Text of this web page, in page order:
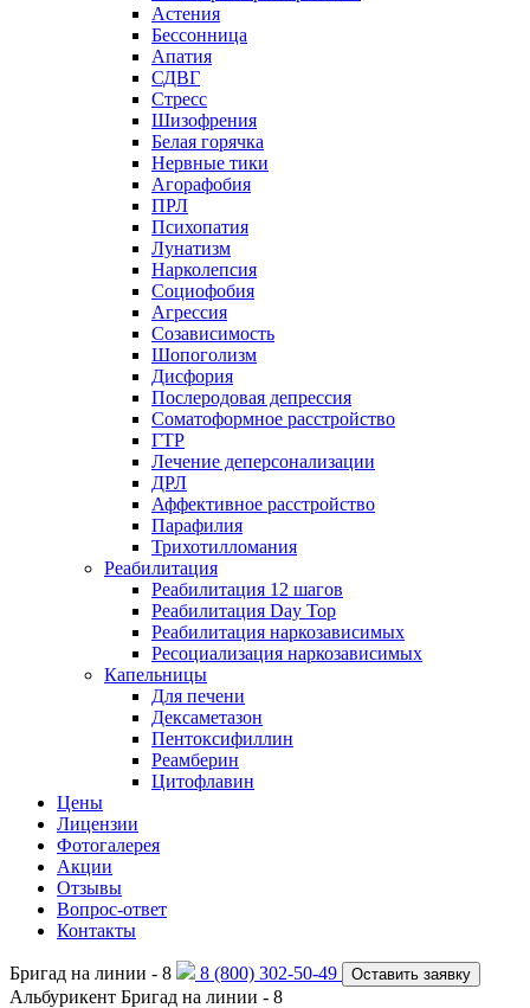
Астения
Бессонница
Апатия
СДВГ
Стресс
Шизофрения
Белая горячка
Нервные тики
Агорафобия
ПРЛ
Психопатия
Лунатизм
Нарколепсия
Социофобия
Агрессия
Созависимость
Шопоголизм
Дисфория
Послеродовая депрессия
Соматоформное расстройство
ГТР
Лечение деперсонализации
ДРЛ
Аффективное расстройство
Парафилия
Трихотилломания
Реабилитация
Реабилитация 12 шагов
Реабилитация Day Top
Реабилитация наркозависимых
Ресоциализация наркозависимых
Капельницы
Для печени
Дексаметазон
Пентоксифиллин
Реамберин
Цитофлавин
Цены
Лицензии
Фотогалерея
Акции
Отзывы
Вопрос-ответ
Контакты
Бригад на линии - 8 8 (800) 302-50-49 Оставить заявку
Альбурикент Бригад на линии - 8